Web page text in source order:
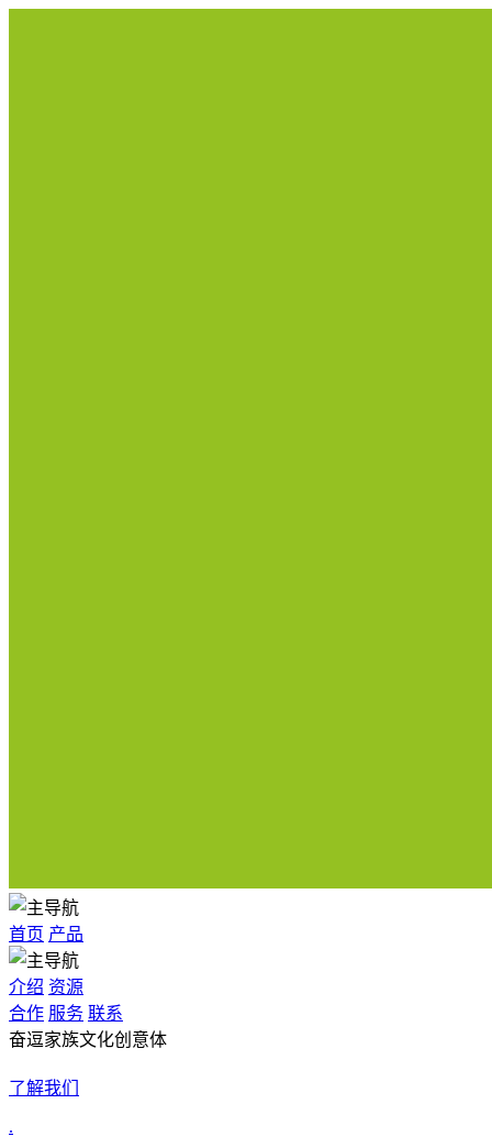
首页 产品
介绍 资源
合作 服务 联系
奋逗家族文化创意体
了解我们
.